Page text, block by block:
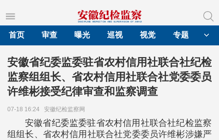
首页
审查 曝光 巡视 视觉 专题
安徽省纪委监委驻省农村信用社联合社纪检
监察组组长、省农村信用社联合社党委委员
许维彬接受纪律审查和监察调查
07-18 16:24 安徽纪检监察网
安徽省纪委监委驻省农村信用社联合社纪检监察
组组长、省农村信用社联合社党委委员许维彬涉嫌严